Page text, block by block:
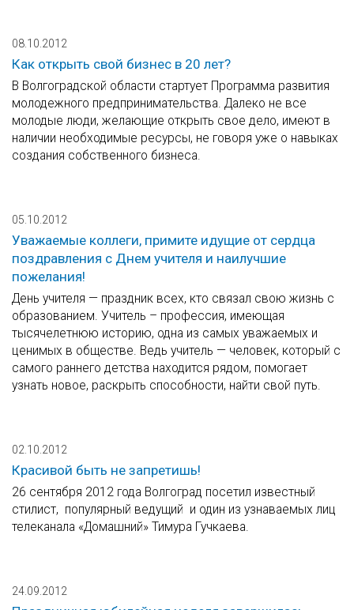
08.10.2012
Как открыть свой бизнес в 20 лет?
В Волгоградской области стартует Программа развития
молодежного предпринимательства. Далеко не все
молодые люди, желающие открыть свое дело, имеют в
наличии необходимые ресурсы, не говоря уже о навыках
создания собственного бизнеса.
05.10.2012
Уважаемые коллеги, примите идущие от сердца
поздравления с Днем учителя и наилучшие
пожелания!
День учителя — праздник всех, кто связал свою жизнь с
образованием. Учитель – профессия, имеющая
тысячелетнюю историю, одна из самых уважаемых и
ценимых в обществе. Ведь учитель — человек, который с
самого раннего детства находится рядом, помогает
узнать новое, раскрыть способности, найти свой путь.
02.10.2012
Красивой быть не запретишь!
26 сентября 2012 года Волгоград посетил известный
стилист, популярный ведущий и один из узнаваемых лиц
телеканала «Домашний» Тимура Гучкаева.
24.09.2012